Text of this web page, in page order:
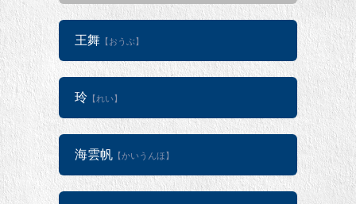
王舞 【おうぶ】
玲 【れい】
海雲帆 【かいうんほ】